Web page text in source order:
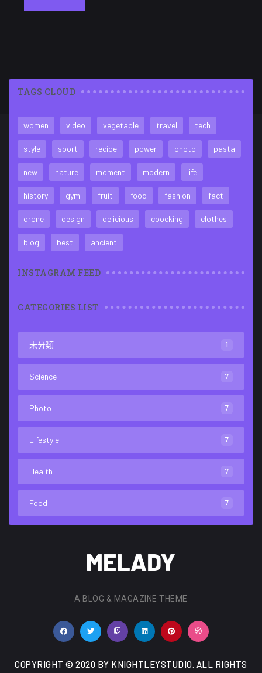
TAGS CLOUD
women video vegetable travel tech
style sport recipe power photo pasta
new nature moment modern life
history gym fruit food fashion fact
drone design delicious coocking clothes
blog best ancient
INSTAGRAM FEED
CATEGORIES LIST
未分類 1
Science 7
Photo 7
Lifestyle 7
Health 7
Food 7
A BLOG & MAGAZINE THEME
COPYRIGHT © 2020 BY KNIGHTLEYSTUDIO. ALL RIGHTS